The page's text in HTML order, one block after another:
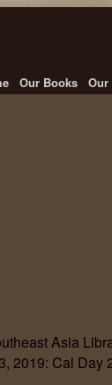
Our Books Our
Asia
2019: Cal Day